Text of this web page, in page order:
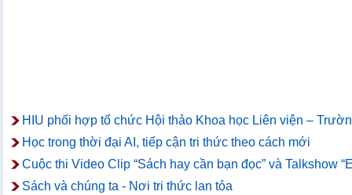
HIU phối hợp tổ chức Hội thảo Khoa học Liên viện –
Học trong thời đại AI, tiếp cận tri thức theo cách mới
Cuộc thi Video Clip “Sách hay cần bạn đọc” và Talkshow
Sách và chúng ta - Nơi tri thức lan tỏa